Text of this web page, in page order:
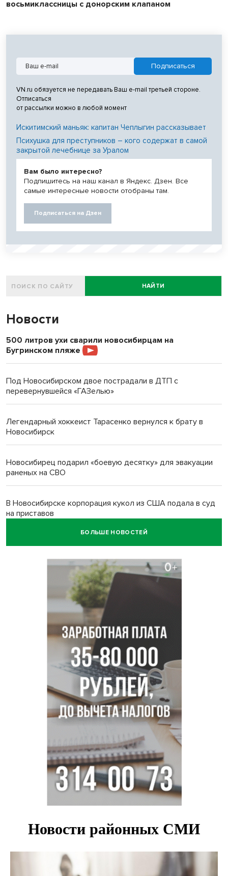
восьмиклассницы с донорским клапаном
VN.ru обязуется не передавать Ваш e-mail третьей стороне.
Отписаться
от рассылки можно в любой момент
Искитимский маньяк: капитан Чеплыгин рассказывает
Психушка для преступников – кого содержат в самой
закрытой лечебнице за Уралом
Вам было интересно?
Подпишитесь на наш канал в Яндекс. Дзен. Все
самые интересные новости отобраны там.
Подписаться на Дзен
НАЙТИ
Новости
500 литров ухи сварили новосибирцам на
Бугринском пляже
Под Новосибирском двое пострадали в ДТП с
перевернувшейся «ГАЗелью»
Легендарный хоккеист Тарасенко вернулся к брату в
Новосибирск
Новосибирец подарил «боевую десятку» для эвакуации
раненых на СВО
В Новосибирске корпорация кукол из США подала в суд
на приставов
В Новосибирске минздрав объявил бесплатную
В Новосибирске врачи прооперировали 25 тысяч
пациентов с катарактой
Знаменитый орангутан Бату отметил юбилей в
новосибирском зоопарке
Новосибирские хирурги спасли сердце восьмиклассницы
с донорским клапаном
БОЛЬШЕ НОВОСТЕЙ